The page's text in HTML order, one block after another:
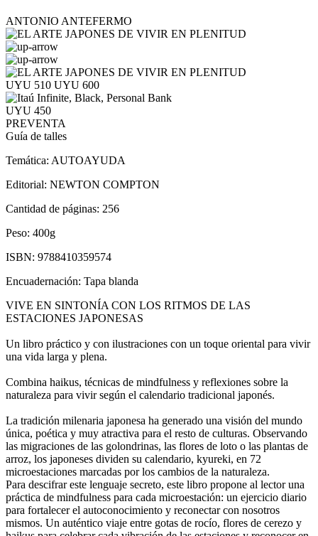
ANTONIO ANTEFERMO
UYU 510 UYU 600
UYU 450
PREVENTA
Guía de talles
Temática: AUTOAYUDA
Editorial: NEWTON COMPTON
Cantidad de páginas: 256
Peso: 400g
ISBN: 9788410359574
Encuadernación: Tapa blanda
VIVE EN SINTONÍA CON LOS RITMOS DE LAS
ESTACIONES JAPONESAS
Un libro práctico y con ilustraciones con un toque oriental para vivir
una vida larga y plena.
Combina haikus, técnicas de mindfulness y reflexiones sobre la
naturaleza para vivir según el calendario tradicional japonés.
La tradición milenaria japonesa ha generado una visión del mundo
única, poética y muy atractiva para el resto de culturas. Observando
las migraciones de las golondrinas, las flores de loto o las plantas de
arroz, los japoneses dividen su calendario, kyureki, en 72
microestaciones marcadas por los cambios de la naturaleza.
Para descifrar este lenguaje secreto, este libro propone al lector una
práctica de mindfulness para cada microestación: un ejercicio diario
para fortalecer el autoconocimiento y reconectar con nosotros
mismos. Un auténtico viaje entre gotas de rocío, flores de cerezo y